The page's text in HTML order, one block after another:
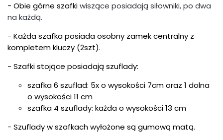
- Obie górne szafkiwiszące posiadają siłowniki, po dwa
na każdą.
- Każda szafka posiada osobny zamek centralny z
kompletem kluczy (2szt).
- Szafki stojące posiadają szuflady:
szafka 6 szuflad: 5x o wysokości 7cm oraz 1 dolna
o wysokości 11 cm
szafka 4 szuflady: każda o wysokości 13 cm
- Szuflady w szafkach wyłożone są gumową matą.